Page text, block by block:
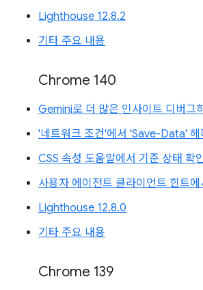
Lighthouse 12.8.2
기타 주요 내용
Chrome 140
Gemini로 더 많은 인사이트 디버그
'네트워크 조건'에서 'Save-Data' 헤
CSS 속성 도움말에서 기준 상태 확
사용자 에이전트 클라이언트 힌트에
Lighthouse 12.8.0
기타 주요 내용
Chrome 139